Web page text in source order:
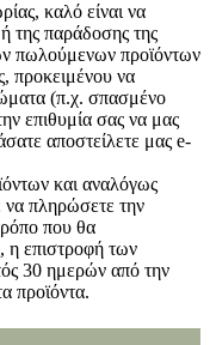
καλό είναι να
της παράδοσης της
πωλούμενων προϊόντων
προκειμένου να
(π.χ. σπασμένο
επιθυμία σας να μας
αποστείλετε μας e-
και αναλόγως
να πληρώσετε την
που θα
η επιστροφή των
30 ημερών από την
προϊόντα.